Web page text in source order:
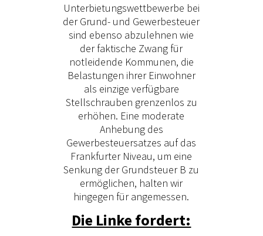
Unterbietungswettbewerbe bei
der Grund- und Gewerbesteuer
sind ebenso abzulehnen wie
der faktische Zwang für
notleidende Kommunen, die
Belastungen ihrer Einwohner
als einzige verfügbare
Stellschrauben grenzenlos zu
erhöhen. Eine moderate
Anhebung des
Gewerbesteuersatzes auf das
Frankfurter Niveau, um eine
Senkung der Grundsteuer B zu
ermöglichen, halten wir
hingegen für angemessen.
Die Linke fordert: